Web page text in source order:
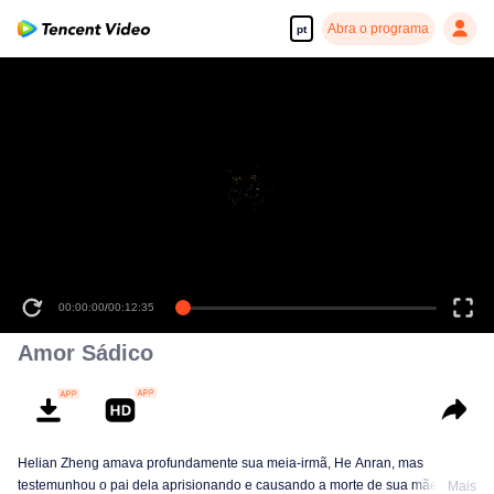
pt Abra o programa
00:00:00/00:12:35
Amor Sádico
Helian Zheng amava profundamente sua meia-irmã, He Anran, mas
testemunhou o pai dela aprisionando e causando a morte de sua mãe.
Mais